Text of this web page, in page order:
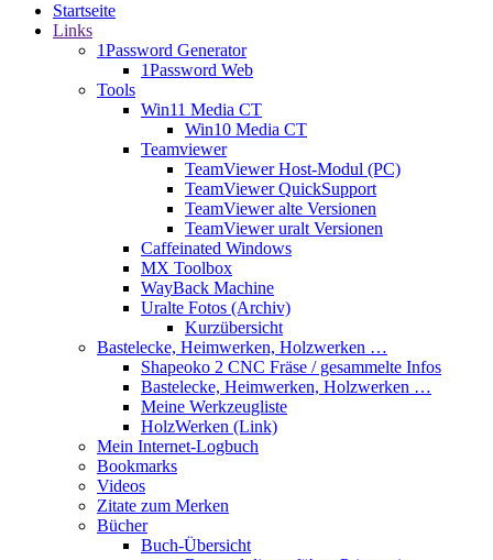
Startseite
Links
1Password Generator
1Password Web
Tools
Win11 Media CT
Win10 Media CT
Teamviewer
TeamViewer Host-Modul (PC)
TeamViewer QuickSupport
TeamViewer alte Versionen
TeamViewer uralt Versionen
Caffeinated Windows
MX Toolbox
WayBack Machine
Uralte Fotos (Archiv)
Kurzübersicht
Bastelecke, Heimwerken, Holzwerken …
Shapeoko 2 CNC Fräse / gesammelte Infos
Bastelecke, Heimwerken, Holzwerken …
Meine Werkzeugliste
HolzWerken (Link)
Mein Internet-Logbuch
Bookmarks
Videos
Zitate zum Merken
Bücher
Buch-Übersicht